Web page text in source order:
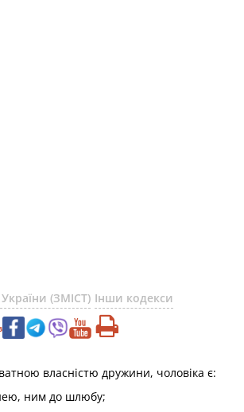
(ЗМІСТ) Інши кодекси
власністю дружини, чоловіка є:
ним до шлюбу;